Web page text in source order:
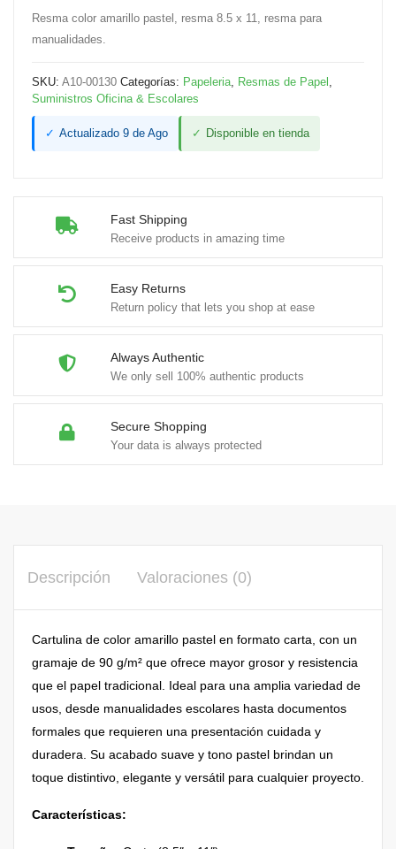
Fast Shipping
Receive products in amazing time
Easy Returns
Return policy that lets you shop at ease
Always Authentic
We only sell 100% authentic products
Secure Shopping
Your data is always protected
Resma color amarillo pastel, resma 8.5 x 11, resma para
manualidades.
SKU: A10-00130 Categorías: Papeleria Resmas de Papel
Suministros Oficina & Escolares
✓ Actualizado 9 de Ago ✓ Disponible en tienda
Descripción Valoraciones (0)
Cartulina de color amarillo pastel en formato carta, con un
gramaje de 90 g/m² que ofrece mayor grosor y resistencia
que el papel tradicional. Ideal para una amplia variedad de
usos, desde manualidades escolares hasta documentos
formales que requieren una presentación cuidada y
duradera. Su acabado suave y tono pastel brindan un
toque distintivo, elegante y versátil para cualquier proyecto.
Características: